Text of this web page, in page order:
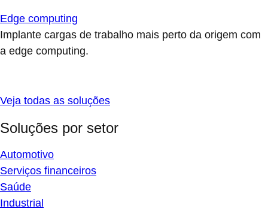
Edge computing
Implante cargas de trabalho mais perto da origem com
a edge computing.
Veja todas as soluções
Soluções por setor
Automotivo
Serviços financeiros
Saúde
Industrial